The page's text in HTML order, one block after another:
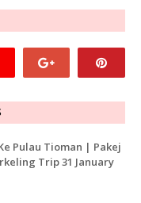
Pulau Tioman | Pakej
Trip 31 January